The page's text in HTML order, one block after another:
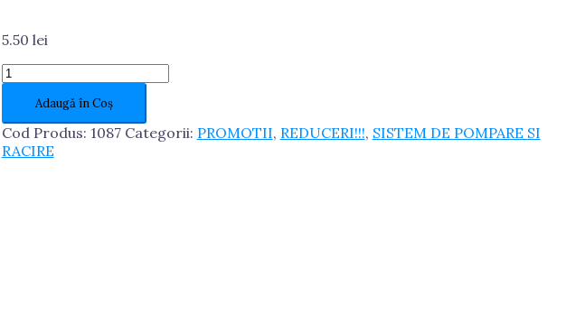
5.50 lei
Cantitate
Conducta
Compresor
U650
Import
Adaugă în Coș
Cod Produs: 1087 Categorii: PROMOTII, REDUCERI!!!, SISTEM DE POMPARE SI
RACIRE